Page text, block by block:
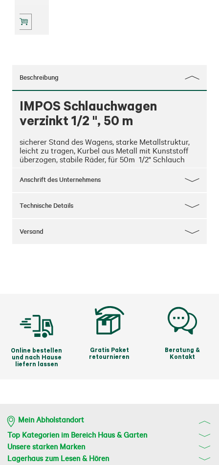
Beschreibung
IMPOS Schlauchwagen
verzinkt 1/2 ", 50 m
sicherer Stand des Wagens, starke Metallstruktur,
leicht zu tragen, Kurbel aus Metall mit Kunststoff
überzogen, stabile Räder, für 50m  1/2" Schlauch
Anschrift des Unternehmens
Technische Details
Versand
Online bestellen
und nach Hause
liefern lassen
Gratis Paket
retournieren
Beratung &
Kontakt
Mein Abholstandort
Top Kategorien im Bereich Haus & Garten
Unsere starken Marken
Lagerhaus zum Lesen & Hören